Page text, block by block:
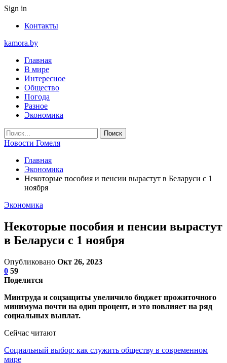
Sign in
Контакты
kamora.by
Главная
В мире
Интересное
Общество
Погода
Разное
Экономика
Новости Гомеля
Главная
Экономика
Некоторые пособия и пенсии вырастут в Беларуси с 1
ноября
Экономика
Некоторые пособия и пенсии вырастут
в Беларуси с 1 ноября
Опубликовано Окт 26, 2023
0 59
Поделится
Минтруда и соцзащиты увеличило бюджет прожиточного
минимума почти на один процент, и это повлияет на ряд
социальных выплат.
Сейчас читают
Социальный выбор: как служить обществу в современном
мире